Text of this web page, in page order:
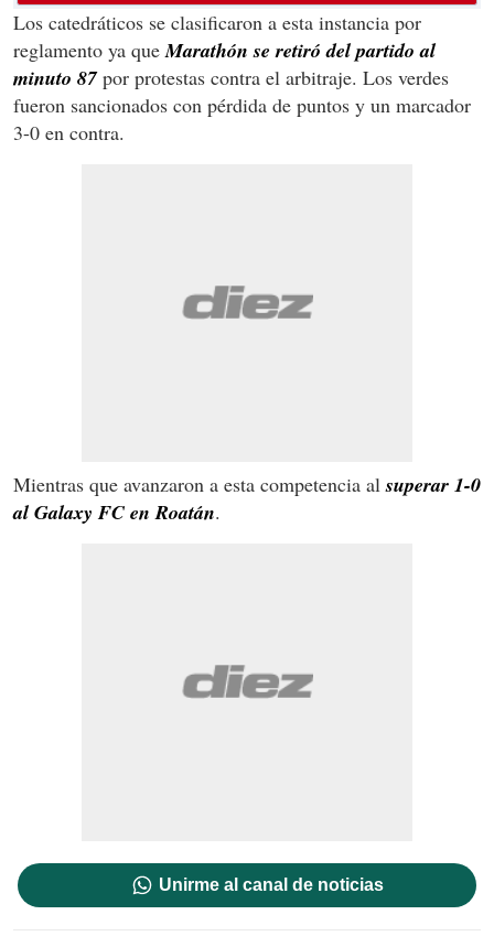
Los catedráticos se clasificaron a esta instancia por
reglamento ya queMarathón se retiró del partido al
minuto 87por protestas contra el arbitraje. Los verdes
fueron sancionados con pérdida de puntos y un marcador
3-0 en contra.
Mientras que avanzaron a esta competencia alsuperar 1-0
al Galaxy FC en Roatán.
Unirme al canal de noticias